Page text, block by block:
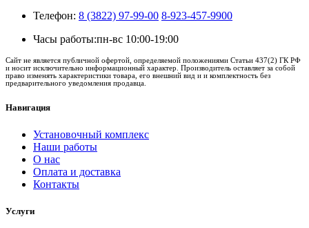
Телефон: 8 (3822) 97-99-00 8-923-457-9900
Часы работы:пн-вс 10:00-19:00
Сайт не является публичной офертой, определяемой положениями Статьи 437(2) ГК РФ
и носит исключительно информационный характер. Производитель оставляет за собой
право изменять характеристики товара, его внешний вид и и комплектность без
предварительного уведомления продавца.
Навигация
Установочный комплекс
Наши работы
О нас
Оплата и доставка
Контакты
Услуги